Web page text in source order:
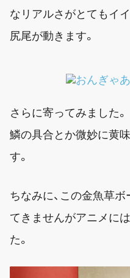
なリアルさがとてもイ
尻尾が動きます。
さらに寄ってみました。
鱗の具合とか微妙に黄
す。
ちなみに、この金魚草
てきませんがアニメに
た。